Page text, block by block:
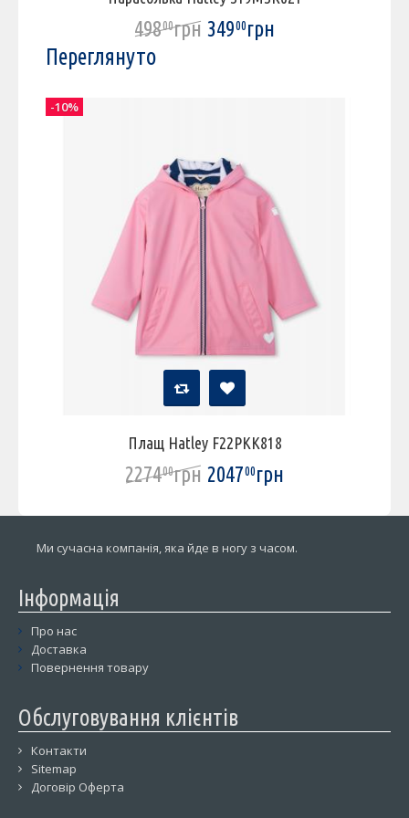
49800грн 34900грн
Переглянуто
Плащ Hatley F22PKK818
227400грн 204700грн
-10%
Ми сучасна компанія, яка йде в ногу з часом.
Інформація
Про нас
Доставка
Повернення товару
Обслуговування клієнтів
Контакти
Sitemap
Договір Оферта